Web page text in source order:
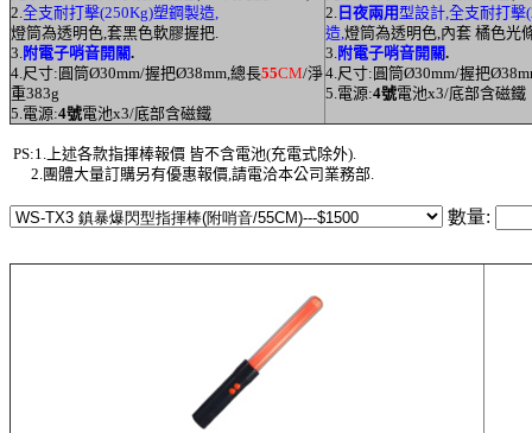
2. 全支耐打擊(250Kg)塑鋼製造,
燈筒為透明色,套黑色軟膠握把.
3. 附電子哨音開關.
4.尺寸:圓筒Ø30mm/握把Ø38mm,總長55CM/淨
重383g
5.電源:4號電池x3/底部含磁鐵
2. 日夜兩用型設計,全支耐打擊
造, 燈筒為透明色,內套 橘色光
3. 附電子哨音開關.
4.尺寸:圓筒Ø30mm/握把Ø38
5.電源:4號電池x3/底部含磁鐵
PS:1.上述各款指揮棒報價 皆不含電池(充電式除外).
2.團體大量訂購另有優惠報價,請電洽本公司業務部.
數量: